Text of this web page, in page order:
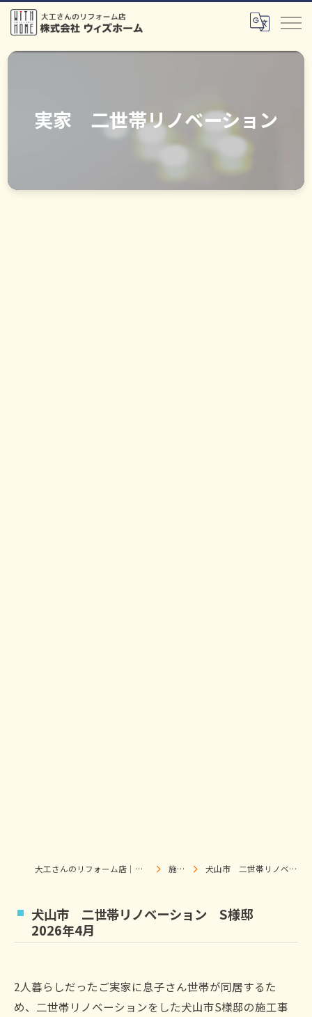
実家 二世帯リノベーション
大工さんのリフォーム店｜株式会社ウィズホーム｜扶桑・犬山 施工事例 犬山市 二世帯リノベーション S様邸 2026年4月
犬山市 二世帯リノベーション S様邸
2026年4月
2人暮らしだったご実家に息子さん世帯が同居するた
め、二世帯リノベーションをした犬山市S様邸の施工事